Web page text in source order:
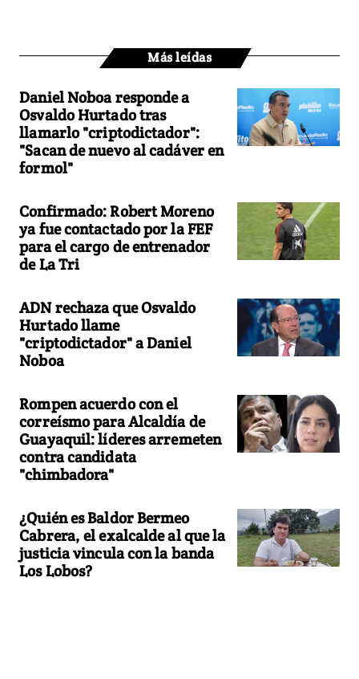
Más leídas
Daniel Noboa responde a
Osvaldo Hurtado tras
llamarlo "criptodictador":
"Sacan de nuevo al cadáver en
formol"
Confirmado: Robert Moreno
ya fue contactado por la FEF
para el cargo de entrenador
de La Tri
ADN rechaza que Osvaldo
Hurtado llame
"criptodictador" a Daniel
Noboa
Rompen acuerdo con el
correísmo para Alcaldía de
Guayaquil: líderes arremeten
contra candidata
"chimbadora"
¿Quién es Baldor Bermeo
Cabrera, el exalcalde al que la
justicia vincula con la banda
Los Lobos?